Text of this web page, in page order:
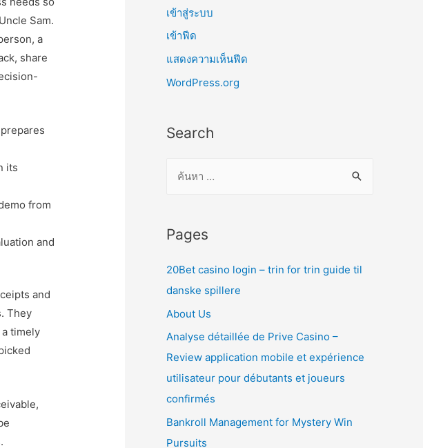
Sam.
a
share
its
from
and
and
They
timely
เข้าสู่ระบบ
เข้าฟีด
แสดงความเห็นฟีด
WordPress.org
Search
า
ห
รั
บ
:
Pages
20Bet casino login – trin for trin guide til
danske spillere
About Us
Analyse détaillée de Prive Casino –
Review application mobile et expérience
utilisateur pour débutants et joueurs
confirmés
Bankroll Management for Mystery Win
Pursuits